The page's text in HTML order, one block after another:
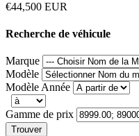
€44,500 EUR
Recherche de véhicule
Marque
Modèle
Modèle Année
Gamme de prix
Trouver